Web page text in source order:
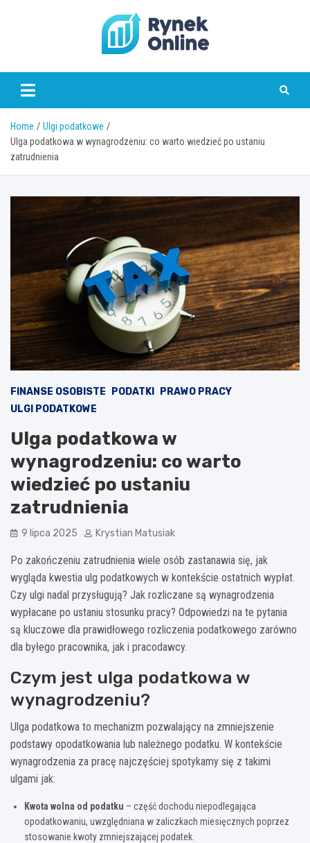
www.rynekonline.pl
Home
Ulgi podatkowe
Ulga podatkowa w wynagrodzeniu: co warto wiedzieć po ustaniu
zatrudnienia
FINANSE OSOBISTE PODATKI
PRAWO PRACY
ULGI PODATKOWE
Ulga podatkowa w
wynagrodzeniu: co warto
wiedzieć po ustaniu
zatrudnienia
9 lipca 2025 Krystian Matusiak
Po zakończeniu zatrudnienia wiele osób zastanawia się, jak
wygląda kwestia ulg podatkowych w kontekście ostatnich wypłat.
Czy ulgi nadal przysługują? Jak rozliczane są wynagrodzenia
wypłacane po ustaniu stosunku pracy? Odpowiedzi na te pytania
są kluczowe dla prawidłowego rozliczenia podatkowego zarówno
dla byłego pracownika, jak i pracodawcy.
Czym jest ulga podatkowa w
wynagrodzeniu?
Ulga podatkowa to mechanizm pozwalający na zmniejszenie
podstawy opodatkowania lub należnego podatku. W kontekście
wynagrodzenia za pracę najczęściej spotykamy się z takimi
ulgami jak:
Kwota wolna od podatku – część dochodu niepodlegająca
opodatkowaniu, uwzględniana w zaliczkach miesięcznych poprzez
stosowanie kwoty zmniejszającej podatek.